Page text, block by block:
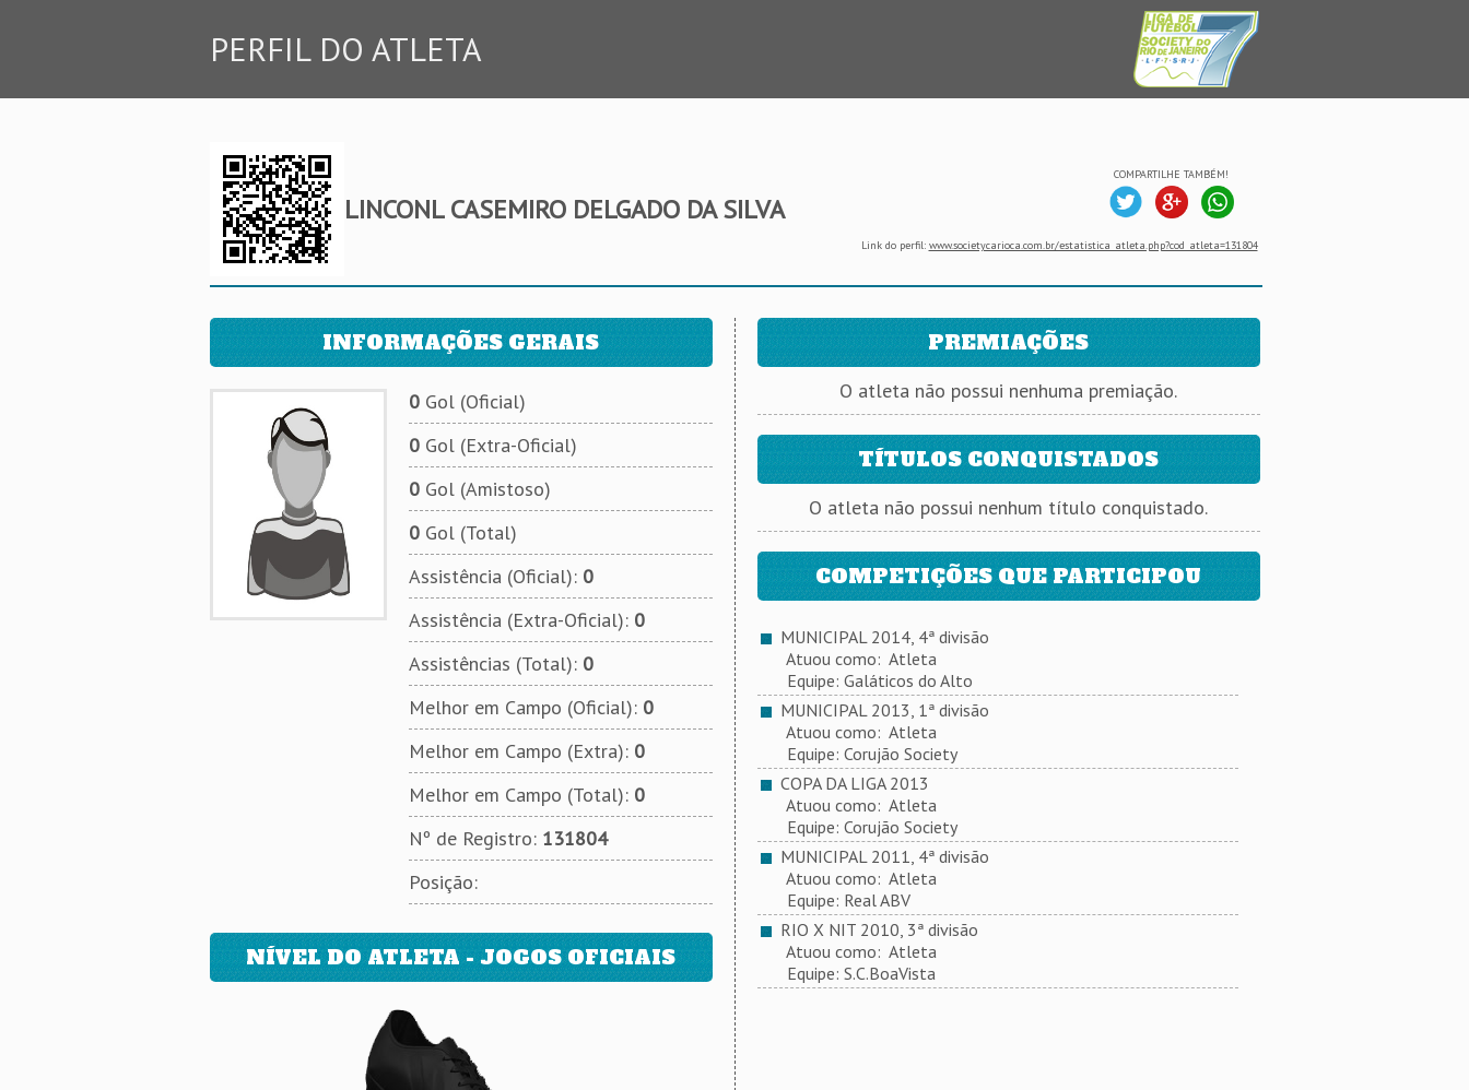
PERFIL DO ATLETA
LINCONL CASEMIRO DELGADO DA SILVA
COMPARTILHE TAMBÉM!
Link do perfil: www.societycarioca.com.br/estatistica_atleta.php?cod_atleta=131804
INFORMAÇÕES GERAIS
0Gol (Oficial)
0Gol (Extra-Oficial)
0Gol (Amistoso)
0Gol (Total)
Assistência (Oficial): 0
Assistência (Extra-Oficial): 0
Assistências (Total): 0
Melhor em Campo (Oficial): 0
Melhor em Campo (Extra): 0
Melhor em Campo (Total): 0
Nº de Registro: 131804
Posição:
NÍVEL DO ATLETA - JOGOS OFICIAIS
PREMIAÇÕES
O atleta não possui nenhuma premiação.
TÍTULOS CONQUISTADOS
O atleta não possui nenhum título conquistado.
COMPETIÇÕES QUE PARTICIPOU
MUNICIPAL 2014, 4ª divisão
Atuou como: Atleta
Equipe: Galáticos do Alto
MUNICIPAL 2013, 1ª divisão
Atuou como: Atleta
Equipe: Corujão Society
COPA DA LIGA 2013
Atuou como: Atleta
Equipe: Corujão Society
MUNICIPAL 2011, 4ª divisão
Atuou como: Atleta
Equipe: Real ABV
RIO X NIT 2010, 3ª divisão
Atuou como: Atleta
Equipe: S.C.BoaVista